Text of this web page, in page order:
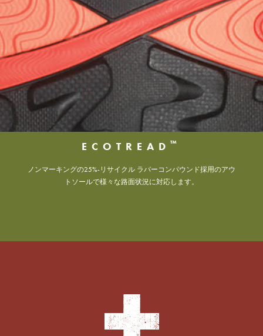
ECOTREAD ™
ノンマーキングの25%-リサイクル ラバーコンパウンド採用のアウ
トソールで様々な路面状況に対応します。